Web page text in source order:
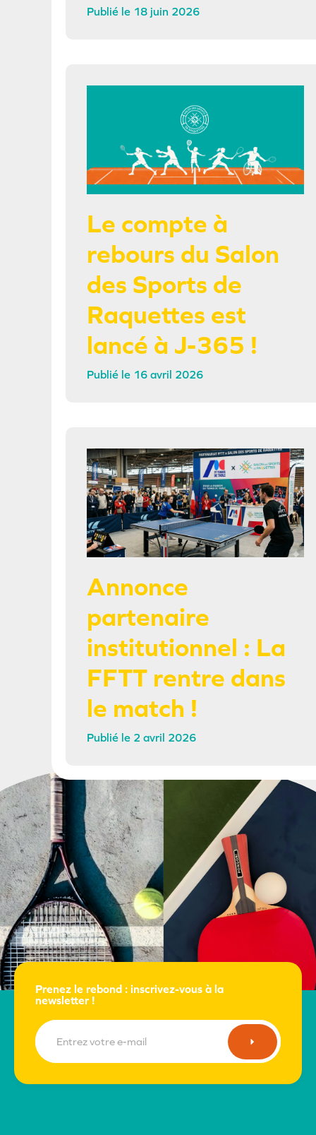
18 juin 2026
Le compte à
rebours du Salon
des Sports de
Raquettes est
lancé à J-365 !
16 avril 2026
Annonce
partenaire
institutionnel : La
FFTT rentre dans
le match !
2 avril 2026
Prenez le rebond : inscrivez-vous à la
newsletter !
mail